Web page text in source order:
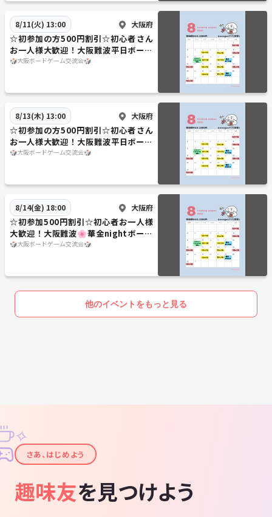
8/11(火) 13:00 大阪府
☆初参加の方500円割引☆初心者さん
お一人様大歓迎！大阪難波平日ボード
ゲーム会
🎲大阪ボードゲーム交流会🎲
8/13(木) 13:00 大阪府
☆初参加の方500円割引☆初心者さん
お一人様大歓迎！大阪難波平日ボード
ゲーム会
🎲大阪ボードゲーム交流会🎲
8/14(金) 18:00 大阪府
☆初参加500円割引☆初心者お一人様
大歓迎！大阪難波🌸華金nightボード
ゲーム会🌸
🎲大阪ボードゲーム交流会🎲
他のイベントをもっと見る
✦
✧
さあ、はじめよう
趣味友を見つけよう